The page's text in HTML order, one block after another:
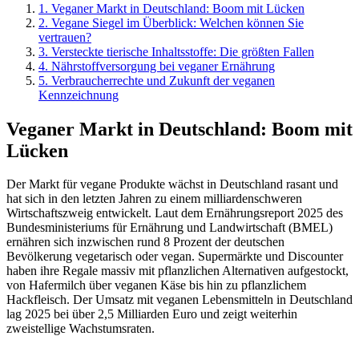
1 . Veganer Markt in Deutschland: Boom mit Lücken
2. Vegane Siegel im Überblick: Welchen können Sie
vertrauen?
3. Versteckte tierische Inhaltsstoffe: Die größten Fallen
4. Nährstoffversorgung bei veganer Ernährung
5. Verbraucherrechte und Zukunft der veganen
Kennzeichnung
Veganer Markt in Deutschland: Boom mit
Lücken
Der Markt für vegane Produkte wächst in Deutschland rasant und
hat sich in den letzten Jahren zu einem milliardenschweren
Wirtschaftszweig entwickelt. Laut dem Ernährungsreport 2025 des
Bundesministeriums für Ernährung und Landwirtschaft (BMEL)
ernähren sich inzwischen rund 8 Prozent der deutschen
Bevölkerung vegetarisch oder vegan. Supermärkte und Discounter
haben ihre Regale massiv mit pflanzlichen Alternativen aufgestockt,
von Hafermilch über veganen Käse bis hin zu pflanzlichem
Hackfleisch. Der Umsatz mit veganen Lebensmitteln in Deutschland
lag 2025 bei über 2,5 Milliarden Euro und zeigt weiterhin
zweistellige Wachstumsraten.